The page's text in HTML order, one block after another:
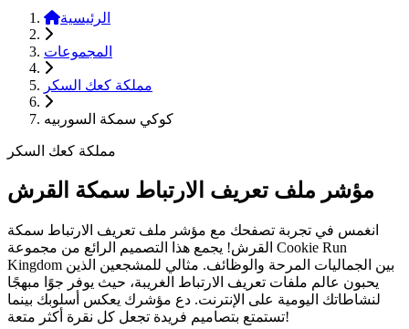
الرئيسية
المجموعات
مملكة كعك السكر
كوكي سمكة السوربيه
مملكة كعك السكر
مؤشر ملف تعريف الارتباط سمكة القرش
انغمس في تجربة تصفحك مع مؤشر ملف تعريف الارتباط سمكة
القرش! يجمع هذا التصميم الرائع من مجموعة Cookie Run
Kingdom بين الجماليات المرحة والوظائف. مثالي للمشجعين الذين
يحبون عالم ملفات تعريف الارتباط الغريبة، حيث يوفر جوًا مبهجًا
لنشاطاتك اليومية على الإنترنت. دع مؤشرك يعكس أسلوبك بينما
تستمتع بتصاميم فريدة تجعل كل نقرة أكثر متعة!